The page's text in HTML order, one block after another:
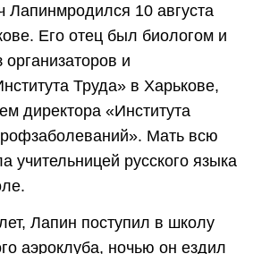
Лапинмродился 10 августа
Его отец был биологом и
и
Труда» в Харькове,
директора «Института
Мать всю
учительницей русского языка
Лапин поступил в школу
аэроклуба, ночью он ездил